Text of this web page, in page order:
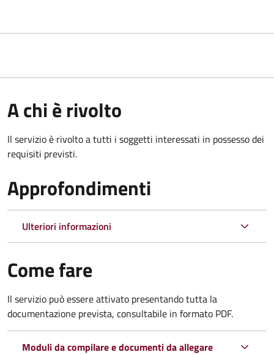
A chi è rivolto
Il servizio è rivolto a tutti i soggetti interessati in possesso dei
requisiti previsti.
Approfondimenti
Ulteriori informazioni
Come fare
Il servizio può essere attivato presentando tutta la
documentazione prevista, consultabile in formato PDF.
Moduli da compilare e documenti da allegare